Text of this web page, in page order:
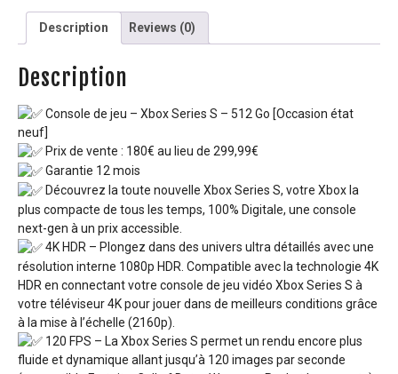
Description Reviews (0)
Description
Console de jeu – Xbox Series S – 512 Go [Occasion état
neuf]
Prix de vente : 180€ au lieu de 299,99€
Garantie 12 mois
Découvrez la toute nouvelle Xbox Series S, votre Xbox la
plus compacte de tous les temps, 100% Digitale, une console
next-gen à un prix accessible.
4K HDR – Plongez dans des univers ultra détaillés avec une
résolution interne 1080p HDR. Compatible avec la technologie 4K
HDR en connectant votre console de jeu vidéo Xbox Series S à
votre téléviseur 4K pour jouer dans de meilleurs conditions grâce
à la mise à l’échelle (2160p).
120 FPS – La Xbox Series S permet un rendu encore plus
fluide et dynamique allant jusqu’à 120 images par seconde